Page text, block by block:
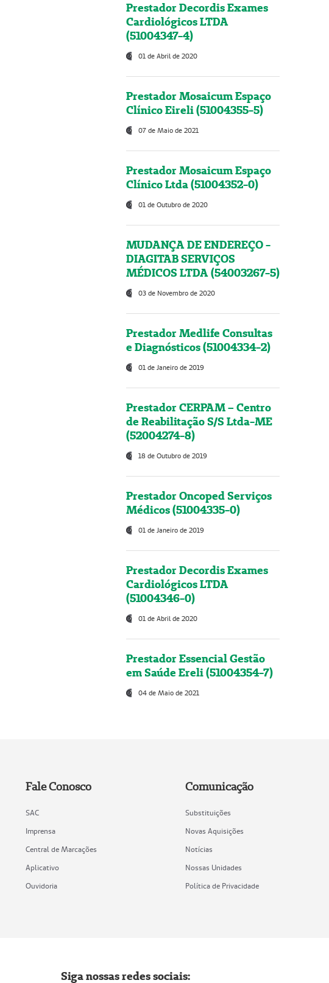
Prestador Decordis Exames
Cardiológicos LTDA
(51004347-4)
01 de Abril de 2020
Prestador Mosaicum Espaço
Clínico Eireli (51004355-5)
07 de Maio de 2021
Prestador Mosaicum Espaço
Clínico Ltda (51004352-0)
01 de Outubro de 2020
MUDANÇA DE ENDEREÇO -
DIAGITAB SERVIÇOS
MÉDICOS LTDA (54003267-5)
03 de Novembro de 2020
Prestador Medlife Consultas
e Diagnósticos (51004334-2)
01 de Janeiro de 2019
Prestador CERPAM – Centro
de Reabilitação S/S Ltda-ME
(52004274-8)
18 de Outubro de 2019
Prestador Oncoped Serviços
Médicos (51004335-0)
01 de Janeiro de 2019
Prestador Decordis Exames
Cardiológicos LTDA
(51004346-0)
01 de Abril de 2020
Prestador Essencial Gestão
em Saúde Ereli (51004354-7)
04 de Maio de 2021
Fale Conosco
SAC
Imprensa
Central de Marcações
Aplicativo
Ouvidoria
Comunicação
Substituições
Novas Aquisições
Notícias
Nossas Unidades
Política de Privacidade
Siga nossas redes sociais: